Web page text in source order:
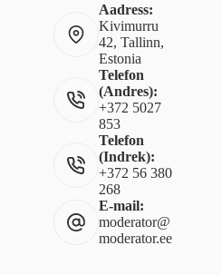
Aadress:
Kivimurru
42, Tallinn,
Estonia
Telefon
(Andres):
+372 5027
853
Telefon
(Indrek):
+372 56 380
268
E-mail:
moderator@
moderator.ee